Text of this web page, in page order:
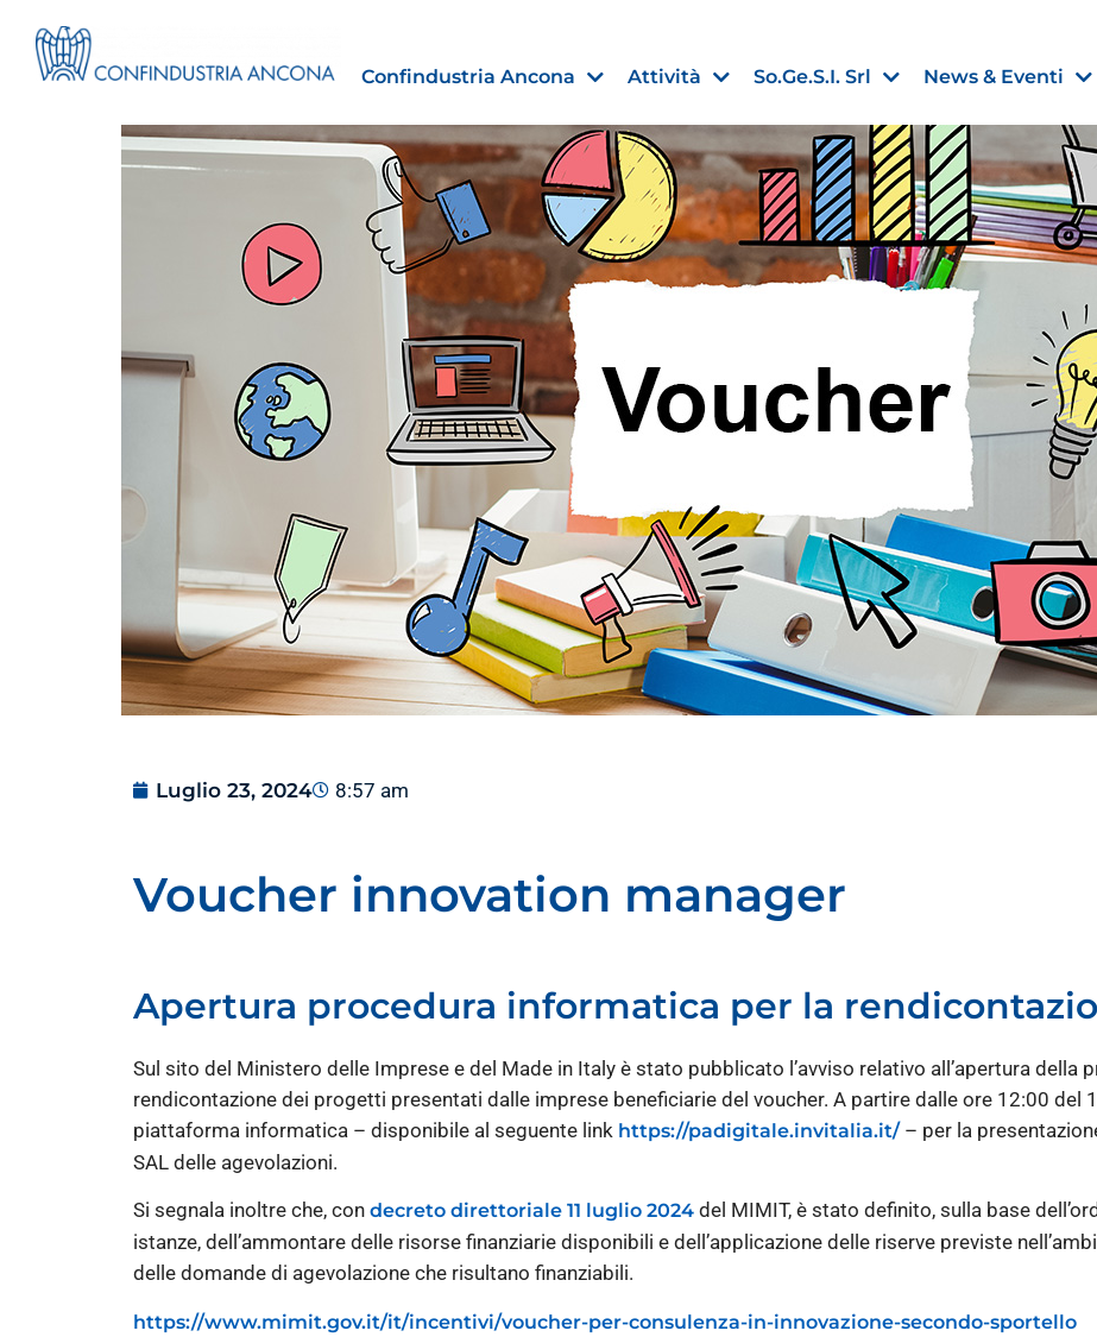
Confindustria Ancona Attività So.Ge.S.I. Srl News & Eventi
Importazioni dagli Stati Uniti nell’UE:
novità sulle prove di origine non
preferenziale
30 Luglio 2026
Finanza agevolata
“PMI, Industria e Incentivi alle
30 Luglio 2026
Luglio 23, 2024 8:57 am
Voucher innovation manager
Apertura procedura informatica per la
Sul sito del Ministero delle Imprese e del Made in Italy è stato pubblicato l’avviso relativo all’apertura della
rendicontazione dei progetti presentati dalle imprese beneficiarie del voucher. A partire dalle ore 12:00 del
piattaforma informatica – disponibile al seguente link https://padigitale.invitalia.it/– per la
SAL delle agevolazioni.
Si segnala inoltre che, con decreto direttoriale 11 luglio 2024 del MIMIT, è stato definito, sulla base
istanze, dell’ammontare delle risorse finanziarie disponibili e dell’applicazione delle riserve previste
delle domande di agevolazione che risultano finanziabili.
https://www.mimit.gov.it/it/incentivi/voucher-per-consulenza-in-innovazione-secondo-sportello